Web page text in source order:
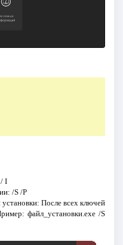
I
/S /P
После всех ключей
файл_установки.exe /S